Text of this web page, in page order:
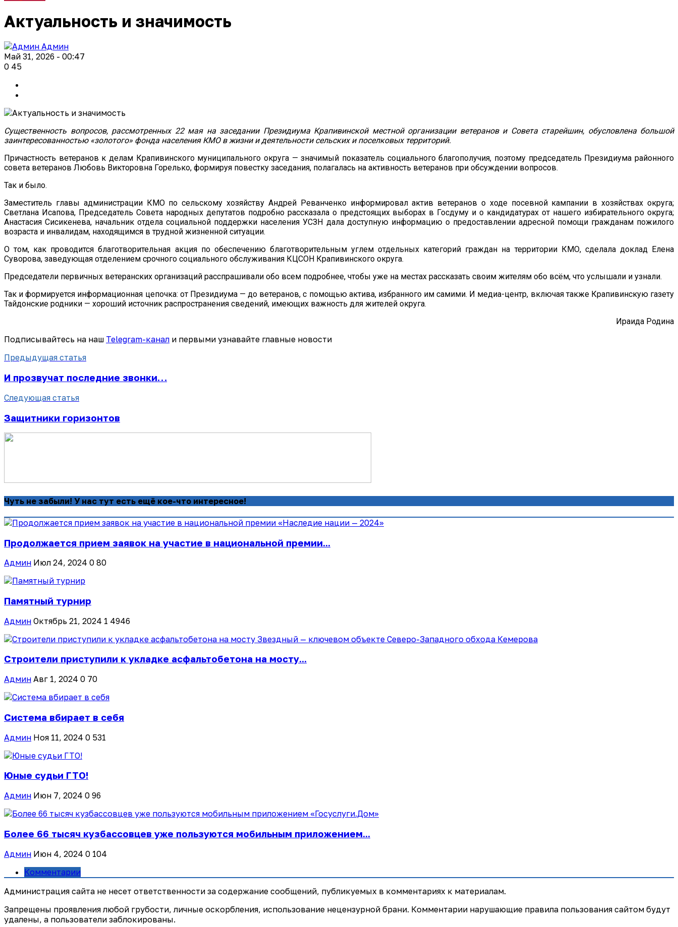
Актуальность и значимость
Админ
Май 31, 2026 - 00:47
0 45
Существенность вопросов, рассмотренных 22 мая на заседании Президиума Крапивинской местной организации ветеранов и Совета старейшин, обусловлена большой
заинтересованностью «золотого» фонда населения КМО в жизни и деятельности сельских и поселковых территорий.
Причастность ветеранов к делам Крапивинского муниципального округа — значимый показатель социального благополучия, поэтому председатель Президиума районного
совета ветеранов Любовь Викторовна Горелько, формируя повестку заседания, полагалась на активность ветеранов при обсуждении вопросов.
Так и было.
Заместитель главы администрации КМО по сельскому хозяйству Андрей Реванченко информировал актив ветеранов о ходе посевной кампании в хозяйствах округа;
Светлана Исапова, Председатель Совета народных депутатов подробно рассказала о предстоящих выборах в Госдуму и о кандидатурах от нашего избирательного округа;
Анастасия Сисикенева, начальник отдела социальной поддержки населения УСЗН дала доступную информацию о предоставлении адресной помощи гражданам пожилого
возраста и инвалидам, находящимся в трудной жизненной ситуации.
О том, как проводится благотворительная акция по обеспечению благотворительным углем отдельных категорий граждан на территории КМО, сделала доклад Елена
Суворова, заведующая отделением срочного социального обслуживания КЦСОН Крапивинского округа.
Председатели первичных ветеранских организаций расспрашивали обо всем подробнее, чтобы уже на местах рассказать своим жителям обо всём, что услышали и узнали.
Так и формируется информационная цепочка: от Президиума — до ветеранов, с помощью актива, избранного им самими. И медиа-центр, включая также Крапивинскую газету
Тайдонские родники — хороший источник распространения сведений, имеющих важность для жителей округа.
Ираида Родина
Подписывайтесь на наш Telegram-канал и первыми узнавайте главные новости
Предыдущая статья
И прозвучат последние звонки…
Следующая статья
Защитники горизонтов
Чуть не забыли! У нас тут есть ещё кое-что интересное!
Продолжается прием заявок на участие в национальной премии...
Админ Июл 24, 2024 0 80
Памятный турнир
Админ Октябрь 21, 2024 1 4946
Строители приступили к укладке асфальтобетона на мосту...
Админ Авг 1, 2024 0 70
Система вбирает в себя
Админ Ноя 11, 2024 0 531
Юные судьи ГТО!
Админ Июн 7, 2024 0 96
Более 66 тысяч кузбассовцев уже пользуются мобильным приложением...
Админ Июн 4, 2024 0 104
Комментарии
Администрация сайта не несет ответственности за содержание сообщений, публикуемых в комментариях к материалам.
Запрещены проявления любой грубости, личные оскорбления, использование нецензурной брани. Комментарии нарушающие правила пользования сайтом будут
удалены, а пользователи заблокированы.